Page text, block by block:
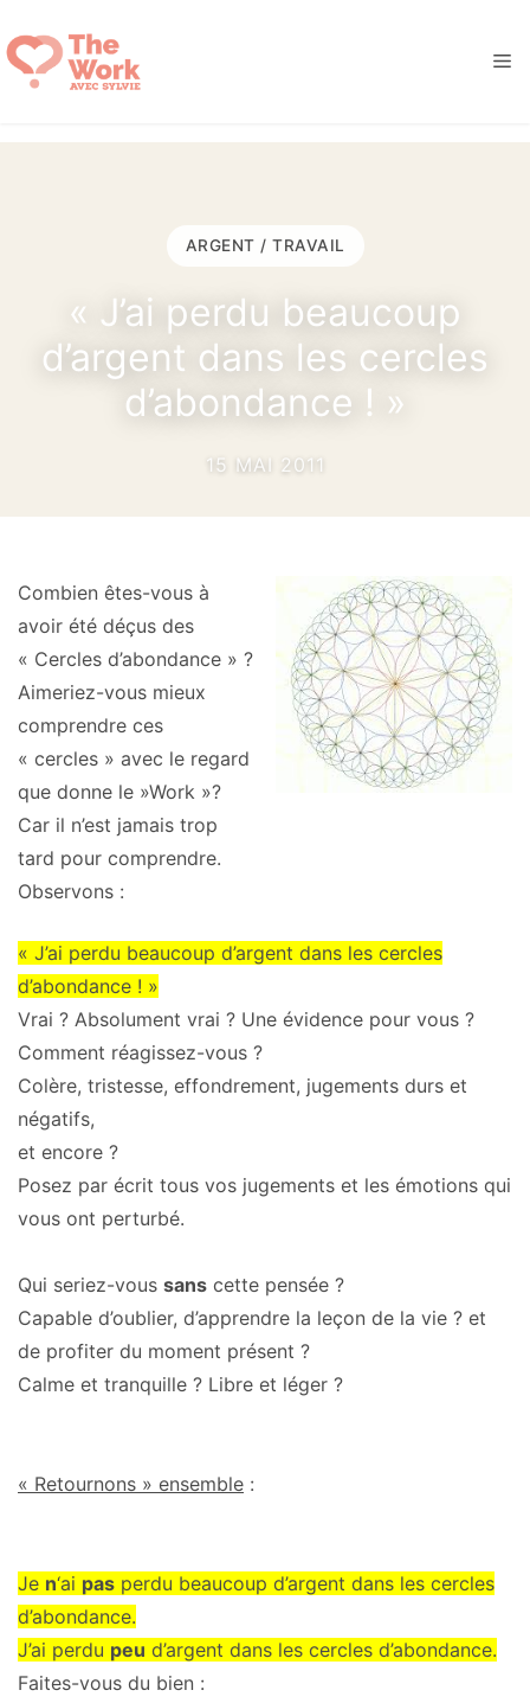
au
contenu
ARGENT / TRAVAIL
« J’ai perdu beaucoup
d’argent dans les cercles
d’abondance ! »
15 MAI 2011
Combien êtes-vous à
avoir été déçus des
« Cercles d’abondance » ?
Aimeriez-vous mieux
comprendre ces
« cercles » avec le regard
que donne le »Work »?
Car il n’est jamais trop
tard pour comprendre.
Observons :
« J’ai perdu beaucoup d’argent dans les cercles
d’abondance ! »
Vrai ? Absolument vrai ? Une évidence pour vous ?
Comment réagissez-vous ?
Colère, tristesse, effondrement, jugements durs et
négatifs,
et encore ?
Posez par écrit tous vos jugements et les émotions qui
vous ont perturbé.
Qui seriez-vous sans cette pensée ?
Capable d’oublier, d’apprendre la leçon de la vie ? et
de profiter du moment présent ?
Calme et tranquille ? Libre et léger ?
« Retournons » ensemble :
Je n‘ai pas perdu beaucoup d’argent dans les cercles
d’abondance.
J’ai perdu peu d’argent dans les cercles d’abondance.
Faites-vous du bien :